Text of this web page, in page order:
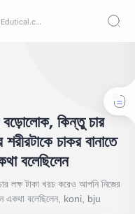
বড়োলোক, কিন্তু চার
চাকর বানাতে
বলেছিলেন
লক্ষ টাকা খরচ করেও আপনি নিজের
একথা বলেছিলেন, koni, bju